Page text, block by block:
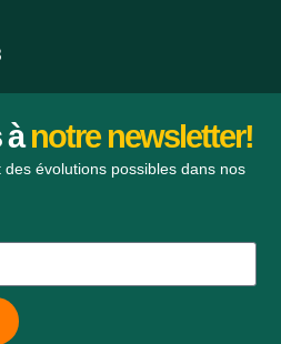
ànotre newsletter!
évolutions possibles dans nos